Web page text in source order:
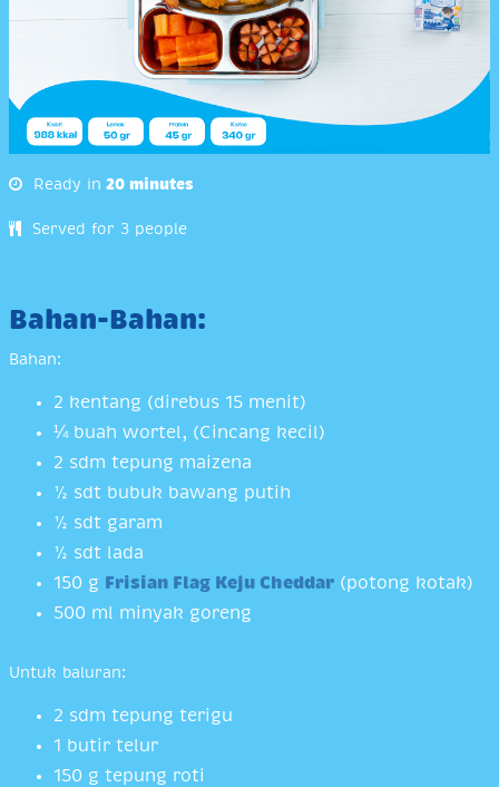
Ready in 20 minutes
Served for 3 people
Bahan-Bahan:
Bahan:
2 kentang (direbus 15 menit)
¼ buah wortel, (Cincang kecil)
2 sdm tepung maizena
½ sdt bubuk bawang putih
½ sdt garam
½ sdt lada
150 g
Frisian Flag Keju Cheddar (potong kotak)
500 ml minyak goreng
Untuk baluran:
2 sdm tepung terigu
1 butir telur
150 g tepung roti